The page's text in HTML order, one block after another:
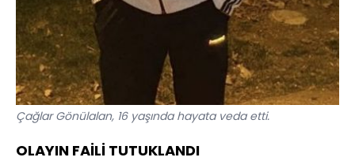
Çağlar Gönülalan, 16 yaşında hayata veda etti.
OLAYIN FAİLİ TUTUKLANDI